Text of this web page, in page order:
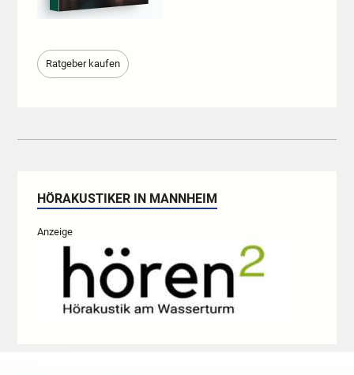
Ratgeber kaufen
HÖRAKUSTIKER IN MANNHEIM
Anzeige